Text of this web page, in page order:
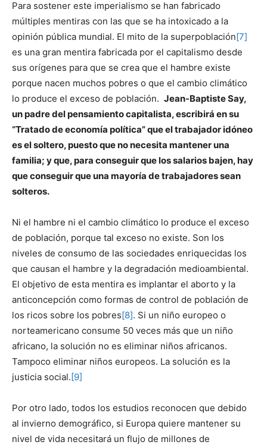
Para sostener este imperialismo se han fabricado
múltiples mentiras con las que se ha intoxicado a la
opinión pública mundial. El mito de la superpoblación[7]
es una gran mentira fabricada por el capitalismo desde
sus orígenes para que se crea que el hambre existe
porque nacen muchos pobres o que el cambio climático
lo produce el exceso de población. Jean-Baptiste Say,
un padre del pensamiento capitalista, escribirá en su
“Tratado de economía política” que el trabajador idóneo
es el soltero, puesto que no necesita mantener una
familia; y que, para conseguir que los salarios bajen, hay
que conseguir que una mayoría de trabajadores sean
solteros.
Ni el hambre ni el cambio climático lo produce el exceso
de población, porque tal exceso no existe. Son los
niveles de consumo de las sociedades enriquecidas los
que causan el hambre y la degradación medioambiental.
El objetivo de esta mentira es implantar el aborto y la
anticoncepción como formas de control de población de
los ricos sobre los pobres[8]. Si un niño europeo o
norteamericano consume 50 veces más que un niño
africano, la solución no es eliminar niños africanos.
Tampoco eliminar niños europeos. La solución es la
justicia social.[9]
Por otro lado, todos los estudios reconocen que debido
al invierno demográfico, si Europa quiere mantener su
nivel de vida necesitará un flujo de millones de